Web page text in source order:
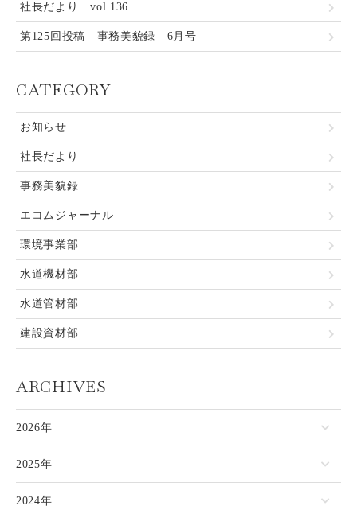
社長だより vol.136
第125回投稿 事務美貌録 6月号
CATEGORY
お知らせ
社長だより
事務美貌録
エコムジャーナル
環境事業部
水道機材部
水道管材部
建設資材部
ARCHIVES
2026年
2025年
2024年